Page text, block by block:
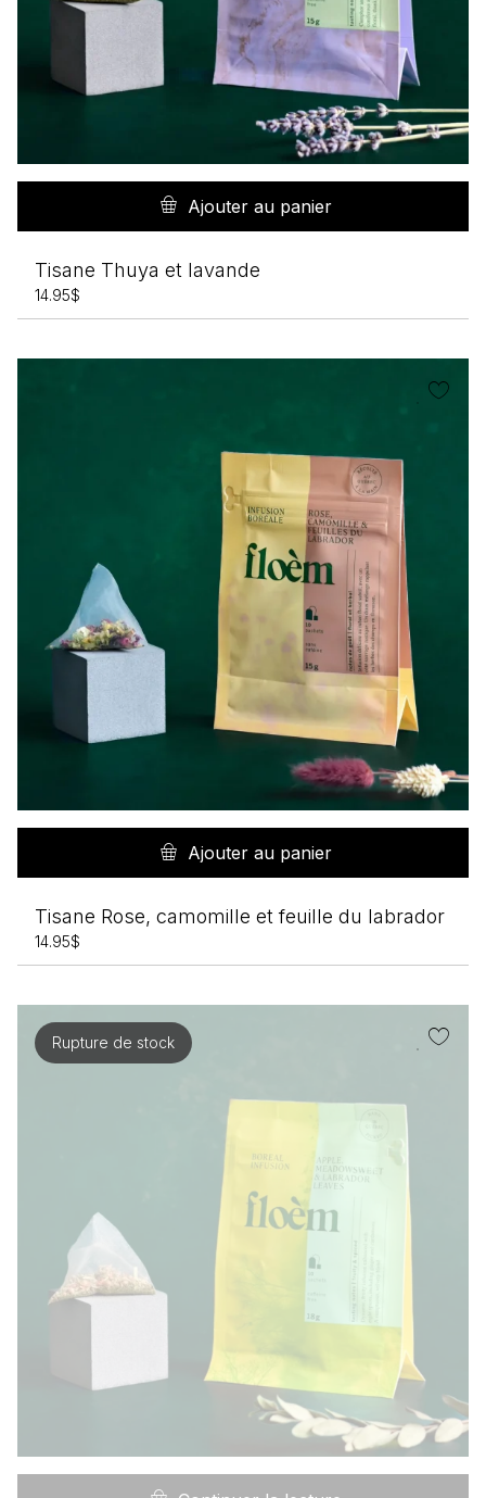
Ajouter au panier
Tisane Thuya et lavande
14.95$
Ajouter au panier
Tisane Rose, camomille et feuille du labrador
14.95$
Rupture de stock